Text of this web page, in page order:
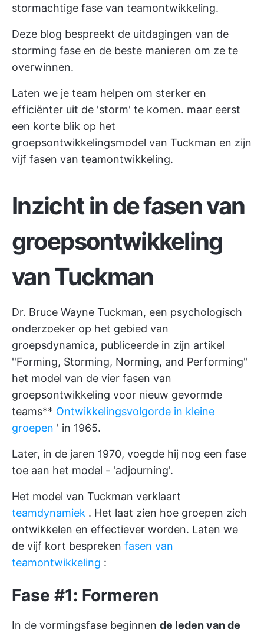
stormachtige fase van teamontwikkeling.
Deze blog bespreekt de uitdagingen van de
storming fase en de beste manieren om ze te
overwinnen.
Laten we je team helpen om sterker en
efficiënter uit de 'storm' te komen. maar eerst
een korte blik op het
groepsontwikkelingsmodel van Tuckman en zijn
vijf fasen van teamontwikkeling.
Inzicht in de fasen van
groepsontwikkeling
van Tuckman
Dr. Bruce Wayne Tuckman, een psychologisch
onderzoeker op het gebied van
groepsdynamica, publiceerde in zijn artikel
''Forming, Storming, Norming, and Performing''
het model van de vier fasen van
groepsontwikkeling voor nieuw gevormde
teams** Ontwikkelingsvolgorde in kleine
groepen ' in 1965.
Later, in de jaren 1970, voegde hij nog een fase
toe aan het model - 'adjourning'.
Het model van Tuckman verklaart
teamdynamiek . Het laat zien hoe groepen zich
ontwikkelen en effectiever worden. Laten we
de vijf kort bespreken fasen van
teamontwikkeling :
Fase #1: Formeren
In de vormingsfase beginnen de leden van de